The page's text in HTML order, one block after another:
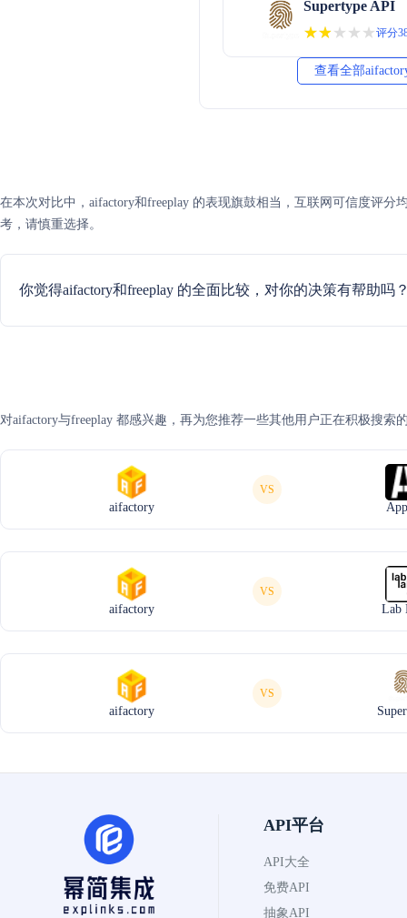
Supertype API
★★★★★
★★★★★评分
查看全部
在本次对比中，aifactory和freeplay 的表现旗鼓相当，互联网可信度评
考，请慎重选择。
你觉得aifactory和freeplay 的全面比较，对你的决策有帮助吗
对aifactory与freeplay 都感兴趣，再为您推荐一些其他用户正在积极搜索
aifactory
VS
aifactory
VS
Lab
aifactory
VS
API平台
API大全
免费API
抽象API